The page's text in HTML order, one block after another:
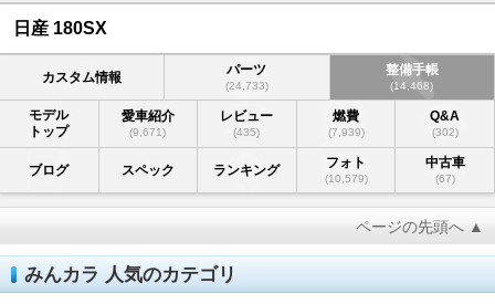
日産 180SX
カスタム情報 パーツ
(24,733)
整備手帳
(14,468)
モデル
トップ
愛車紹介
(9,671)
レビュー
(435)
燃費
(7,939)
Q&A
(302)
ブログ スペック ランキング フォト
(10,579)
中古車
(67)
ページの先頭へ ▲
みんカラ 人気のカテゴリ